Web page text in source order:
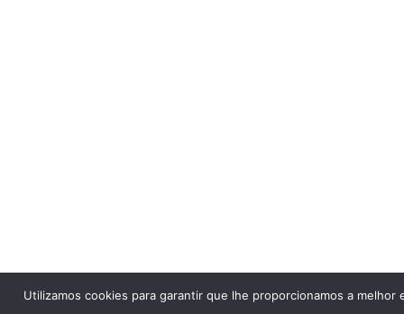
Utilizamos cookies para garantir que lhe proporcionamos a